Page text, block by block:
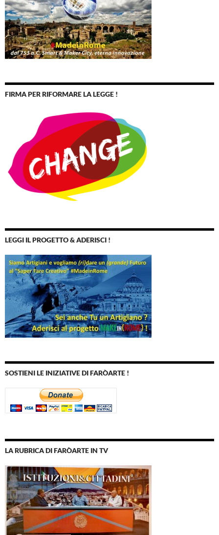
FIRMA PER RIFORMARE LA LEGGE !
LEGGI IL PROGETTO & ADERISCI !
SOSTIENI LE INIZIATIVE DI FARÒARTE !
LA RUBRICA DI FARÒARTE IN TV